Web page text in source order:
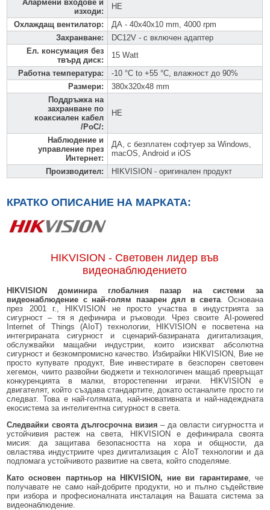
Алармени входове и
изходи:
НЕ
Охлаждащ вентилатор:
ДА - 40x40x10 mm, 4000 rpm
Захранване:
DC12V - с включен адаптер
Ел. консумация без
твърд диск:
15 Watt
Работна температура:
-10 °C to +55 °C, влажност до 90%
Размери:
380x320x48 mm
Поддръжка на
захранване по
коаксиален кабел
/PoC/:
НЕ
Наблюдение и
управление през
Интернет:
ДА, с безплатен софтуер за Windows,
macOS, Android и iOS
Производител: HIKVISION - оригинален продукт
КРАТКО ОПИСАНИЕ НА МАРКАТА:
HIKVISION - Световен лидер във
видеонаблюдението
HIKVISION доминира глобалния пазар на системи за
видеонаблюдение с най-голям пазарен дял в света . Основана
през 2001 г., HIKVISION не просто участва в индустрията за
сигурност – тя я дефинира и ръководи. Чрез своите AI-powered
Internet of Things (AIoT) технологии, HIKVISION е посветена на
интегрираната сигурност и сценарий-базираната дигитализация,
обслужвайки мащабни индустрии, които изискват абсолютна
сигурност и безкомпромисно качество. Избирайки HIKVISION, Вие не
просто купувате продукт, Вие инвестирате в безспорен световен
хегемон, чиито развойни бюджети и технологичен мащаб превръщат
конкуренцията в малки, второстепенни играчи. HIKVISION е
двигателят, който създава стандартите, докато останалите просто ги
следват. Това е най-голямата, най-иновативната и най-надеждната
екосистема за интелигентна сигурност в света.
Следвайки своята дългосрочна визия – да овласти сигурността и
устойчивия растеж на света, HIKVISION е дефинирала своята
мисия: да защитава безопасността на хора и общности, да
овластява индустриите чрез дигитализация с AIoT технологии и да
подпомага устойчивото развитие на света, който споделяме.
Като основен партньор на HIKVISION, ние ви гарантираме, че
получавате не само най-добрите продукти, но и пълно съдействие
при избора и професионалната инсталация на Вашата система за
видеонаблюдение.